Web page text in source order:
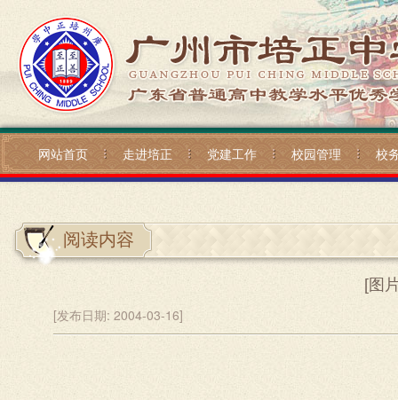
网站首页 走进培正 党建工作 校园管理 校
阅读内容
[图
[发布日期: 2004-03-16]